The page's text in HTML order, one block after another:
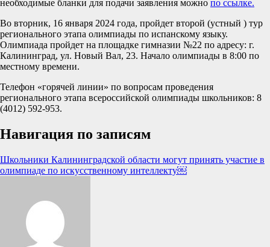
необходимые бланки для подачи заявления можно по ссылке.
Во вторник, 16 января 2024 года, пройдет второй (устный ) тур
регионального этапа олимпиады по испанскому языку.
Олимпиада пройдет на площадке гимназии №22 по адресу: г.
Калининград, ул. Новый Вал, 23. Начало олимпиады в 8:00 по
местному времени.
Телефон «горячей линии» по вопросам проведения
регионального этапа всероссийской олимпиады школьников: 8
(4012) 592-953.
Навигация по записям
Школьники Калининградской области могут принять участие в
олимпиаде по искусственному интеллекту￼